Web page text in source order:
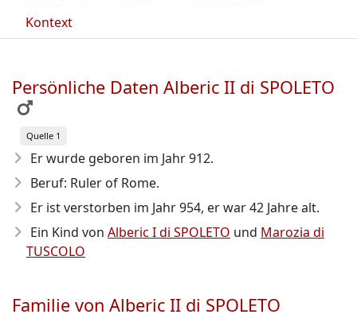
Kontext
Persönliche Daten Alberic II di SPOLETO
Quelle 1
Er wurde geboren im Jahr 912.
Beruf: Ruler of Rome.
Er ist verstorben im Jahr 954, er war 42 Jahre alt.
Ein Kind von Alberic I di SPOLETO und Marozia di
TUSCOLO
Familie von Alberic II di SPOLETO